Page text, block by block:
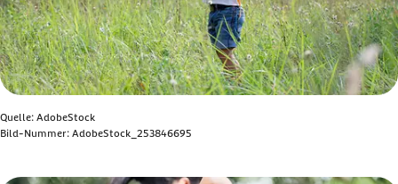
Quelle: AdobeStock
Bild-Nummer: AdobeStock_253846695